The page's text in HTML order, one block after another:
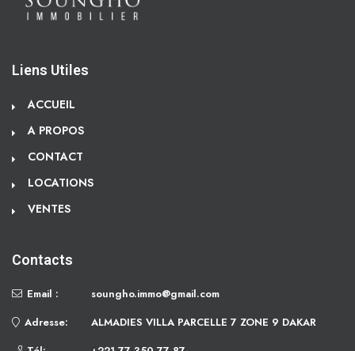
Liens Utiles
ACCUEIL
A PROPOS
CONTACT
LOCATIONS
VENTES
Contacts
Email :
soungho.immo@gmail.com
Adresse:
ALMADIES VILLA PARCELLE 7 ZONE 9 DAKAR